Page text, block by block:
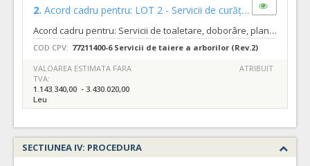
2. Acord cadru pentru: LOT 2 - Servicii de curățare, defrișarea și îndepărtare vegetație nedorită
Acord cadru pentru: Servicii de toaletare, doborâre, plantare arbori și arbuști precum și curățare, defrișare și îndepărtare vegetație nedorită de pe terenurile aflate în proprietatea ori administrarea Municipiului Oradea - Direcția Patrimoniu Imobiliar, LOT 2 - Servicii de curățare, defrișarea și îndepărtare vegetație nedorită Cod unic 4230487/2023/48 Tipurile de servicii sunt cele descrise in caietul de sarcini nr.481885 din 07.12.2023 Termenul pana la care orice operator economic interesat are dreptul de a solicita clarificari sau informatii suplimentare in legatura cu documentatia de atribuire este de 20 zile inainte de data limita de depunere a ofertelor. Autoritatea contractanta va raspunde in mod clar si complet tuturor solicitarilor de clarificari in a 11 a zi inainte de data limita de depunere a ofertelor. Solicitarile de clarificari vor fi transmise in format editabil.
COD CPV: 77211400-6 Servicii de taiere a arborilor (Rev.2)
VALOAREA ESTIMATA FARA
TVA:
1.143.340,00 - 3.430.020,00
Leu
ATRIBUIT
SECTIUNEA IV: PROCEDURA